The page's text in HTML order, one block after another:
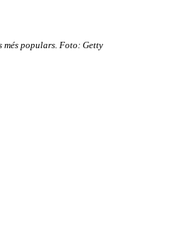
més populars. Foto: Getty